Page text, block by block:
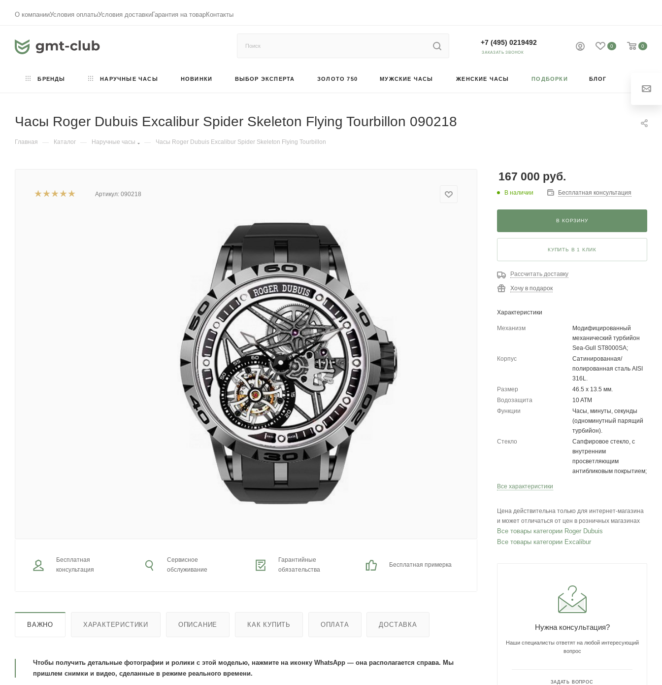
О компанииУсловия оплатыУсловия доставкиГарантия на товарКонтакты
0 0
+7 (495) 0219492
ЗАКАЗАТЬ ЗВОНОК
БРЕНДЫ НАРУЧНЫЕ ЧАСЫ НОВИНКИ ВЫБОР ЭКСПЕРТА ЗОЛОТО 750 МУЖСКИЕ ЧАСЫ ЖЕНСКИЕ ЧАСЫ ПОДБОРКИ БЛОГ
Часы Roger Dubuis Excalibur Spider Skeleton Flying Tourbillon 090218
Главная — Каталог — Наручные часы — Часы Roger Dubuis Excalibur Spider Skeleton Flying Tourbillon
Артикул: 090218
Бесплатная
консультация
Сервисное
обслуживание
Гарантийные
обязательства
Бесплатная примерка
ВАЖНО ХАРАКТЕРИСТИКИ ОПИСАНИЕ КАК КУПИТЬ ОПЛАТА ДОСТАВКА
Чтобы получить детальные фотографии и ролики с этой моделью, нажмите на иконку WhatsApp — она располагается справа. Мы
пришлем снимки и видео, сделанные в режиме реального времени.
167 000 руб.
В наличии Бесплатная консультация
В КОРЗИНУ
КУПИТЬ В 1 КЛИК
Рассчитать доставку
Хочу в подарок
Характеристики
Механизм
Модифицированный
механический турбийон
Sea-Gull ST8000SA;
Корпус
Сатинированная/
полированная сталь AISI
316L.
Размер
46.5 x 13.5 мм.
Водозащита
10 ATM
Функции
Часы, минуты, секунды
(одноминутный парящий
турбийон).
Стекло
Сапфировое стекло, с
внутренним
просветляющим
антибликовым покрытием;
Все характеристики
Цена действительна только для интернет-магазина
и может отличаться от цен в розничных магазинах
Все товары категории Roger Dubuis
Все товары категории Excalibur
Нужна консультация?
Наши специалисты ответят на любой интересующий
вопрос
ЗАДАТЬ ВОПРОС